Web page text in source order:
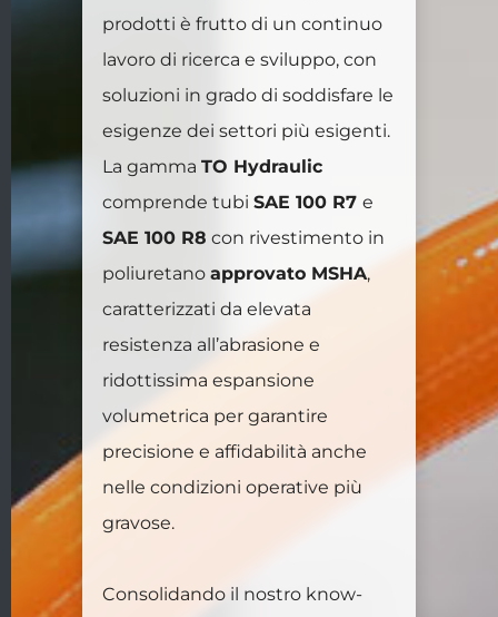
prodotti è frutto di un continuo
lavoro di ricerca e sviluppo, con
soluzioni in grado di soddisfare le
esigenze dei settori più esigenti.
La gamma TO Hydraulic
comprende tubi SAE 100 R7 e
SAE 100 R8 con rivestimento in
poliuretano approvato MSHA,
caratterizzati da elevata
resistenza all’abrasione e
ridottissima espansione
volumetrica per garantire
precisione e affidabilità anche
nelle condizioni operative più
gravose.
Consolidando il nostro know-